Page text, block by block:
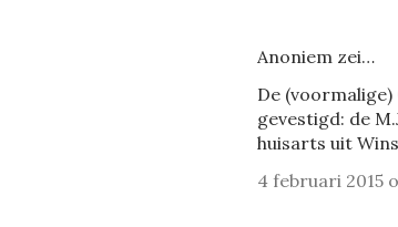
Anoniem zei…
De
gevestigd: de
huisarts uit
4 februari 2015